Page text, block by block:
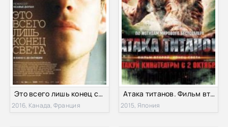
Это всего лишь конец света (2016)
2016, Канада, Франция
Атака титанов. Фильм второй: Конец света (2015)
2015, Япония